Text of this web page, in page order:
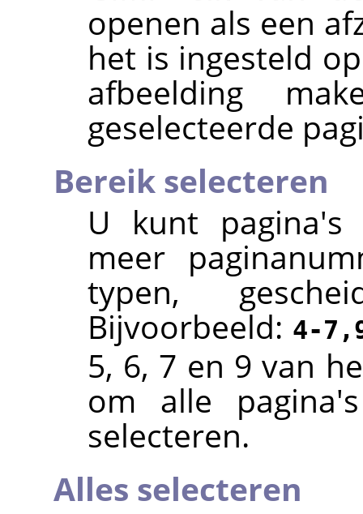
openen als een
het is ingesteld
afbeelding
geselecteerde
Bereik selecteren
U kunt
meer
typen,
Bijvoorbeeld: 4-
5, 6, 7 en 9 van
om alle
selecteren.
Alles selecteren